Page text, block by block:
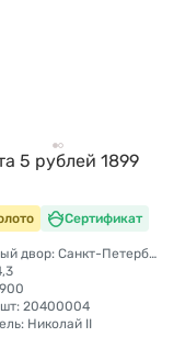
5 рублей 1899
Сертификат
Монетный двор: Санкт-Петербургский монетный двор
20400004
Николай II